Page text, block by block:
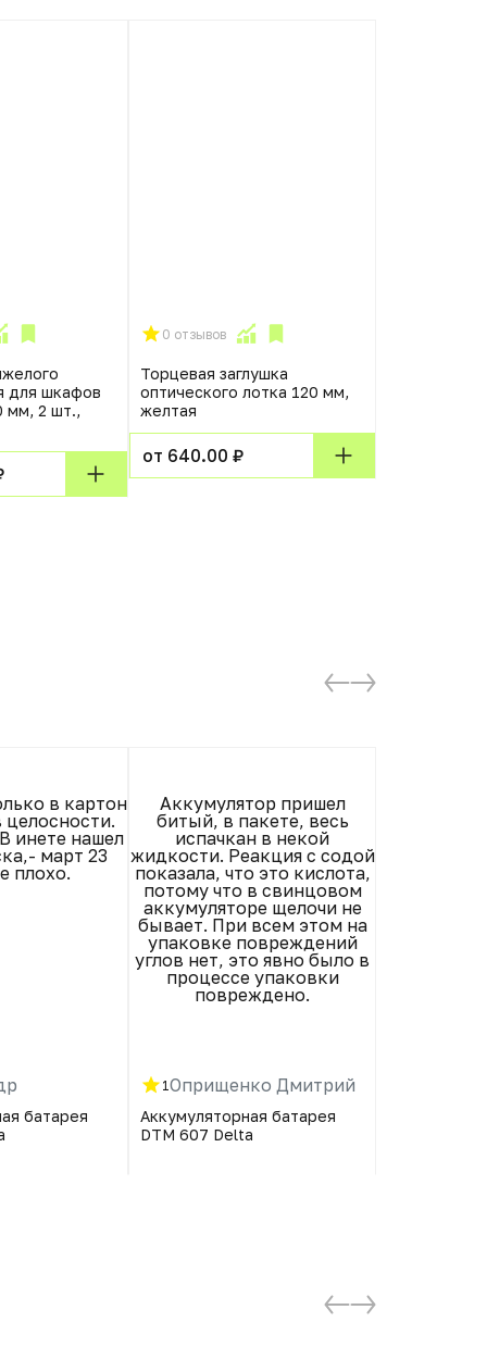
для шкафов
мм, 2 шт.,
0 отзывов
Торцевая заглушка
оптического лотка 120 мм,
желтая
от 640.00 ₽
в картон
инете нашел
март 23
плохо.
батарея
Аккумулятор пришел
битый, в пакете, весь
испачкан в некой
жидкости. Реакция с содой
показала, что это кислота,
потому что в свинцовом
аккумуляторе щелочи не
бывает. При всем этом на
упаковке повреждений
углов нет, это явно было в
процессе упаковки
повреждено.
1 Оприщенко Дмитрий
Аккумуляторная батарея
DTM 607 Delta